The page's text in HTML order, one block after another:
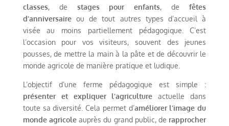
classes, de stages pour enfants, defêtes
d’anniversaireou de tout autres types d’accueil à
visée au moins partiellement pédagogique. C’est
l’occasion pour vos visiteurs, souvent des jeunes
pousses, de mettre la main à la pâte et de découvrir le
monde agricole de manière pratique et ludique.
L’objectif d’une ferme pédagogique est simple :
présenter et expliquer l’agriculture actuelle dans
toute sa diversité. Cela permet d’améliorer l’image du
monde agricole auprès du grand public, de rapprocher